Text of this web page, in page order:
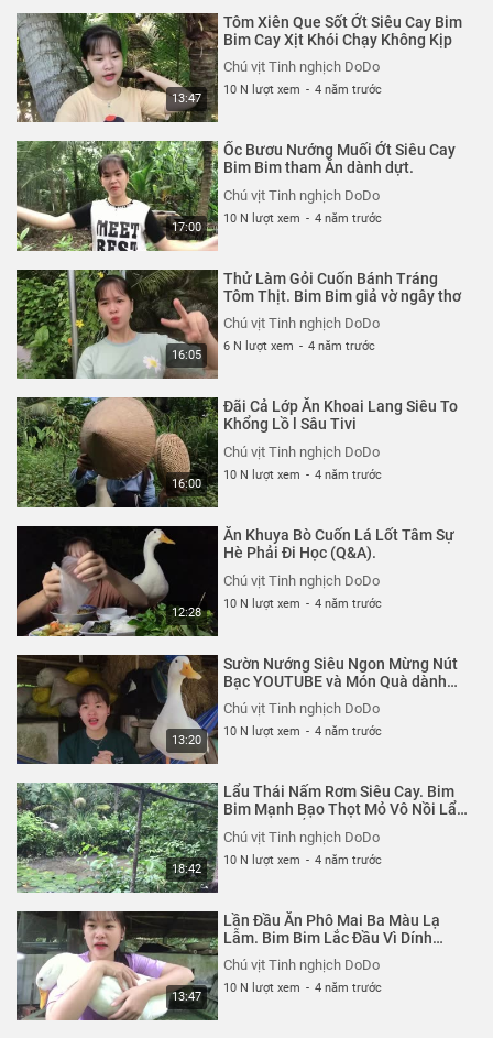
Thể loại :ẨM THỰC
13:47
Tôm Xiên Que Sốt Ớt Siêu Cay Bim
Bim Cay Xịt Khói Chạy Không Kịp
Chú vịt Tinh nghịch DoDo
10 N lượt xem - 4 năm trước
17:00
Ốc Bươu Nướng Muối Ớt Siêu Cay
Bim Bim tham Ăn dành dựt.
Chú vịt Tinh nghịch DoDo
10 N lượt xem - 4 năm trước
16:05
Thử Làm Gỏi Cuốn Bánh Tráng
Tôm Thịt. Bim Bim giả vờ ngây thơ
Chú vịt Tinh nghịch DoDo
6 N lượt xem - 4 năm trước
16:00
Đãi Cả Lớp Ăn Khoai Lang Siêu To
Khổng Lồ l Sâu Tivi
Chú vịt Tinh nghịch DoDo
10 N lượt xem - 4 năm trước
12:28
Ăn Khuya Bò Cuốn Lá Lốt Tâm Sự
Hè Phải Đi Học (Q&A).
Chú vịt Tinh nghịch DoDo
10 N lượt xem - 4 năm trước
13:20
Sườn Nướng Siêu Ngon Mừng Nút
Bạc YOUTUBE và Món Quà dành
Tặng Bim Bim
Chú vịt Tinh nghịch DoDo
10 N lượt xem - 4 năm trước
18:42
Lẩu Thái Nấm Rơm Siêu Cay. Bim
Bim Mạnh Bạo Thọt Mỏ Vô Nồi Lẩu
Chú vịt Tinh nghịch DoDo
10 N lượt xem - 4 năm trước
13:47
Lần Đầu Ăn Phô Mai Ba Màu Lạ
Lẫm. Bim Bim Lắc Đầu Vì Dính
Răng
Chú vịt Tinh nghịch DoDo
10 N lượt xem - 4 năm trước